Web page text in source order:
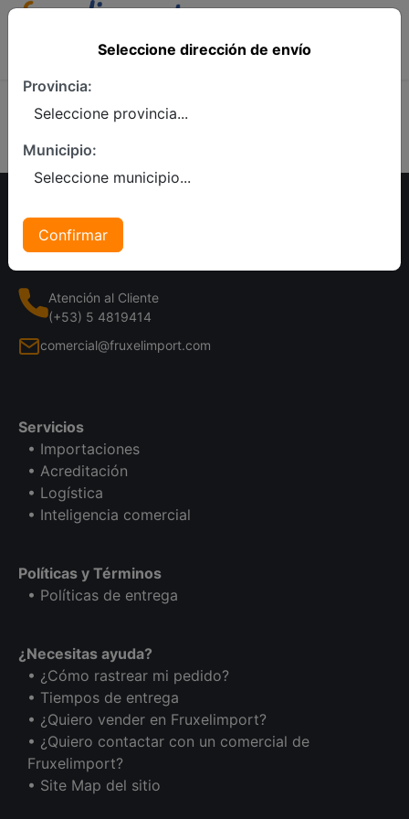
Seleccione dirección de envío
Our Categories
Atención al Cliente
(+53) 5 4819414
comercial@fruxelimport.com
Servicios
• Importaciones
• Acreditación
• Logística
• Inteligencia comercial
Políticas y Términos
• Políticas de entrega
¿Necesitas ayuda?
• ¿Cómo rastrear mi pedido?
• Tiempos de entrega
• ¿Quiero vender en Fruxelimport?
• ¿Quiero contactar con un comercial de
Fruxelimport?
• Site Map del sitio
Seleccione dirección de envío
Provincia:
Municipio:
Confirmar